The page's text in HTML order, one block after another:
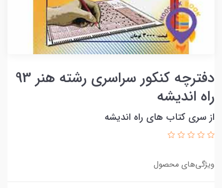
دفترچه کنکور سراسری رشته هنر 93
راه اندیشه
از سری کتاب های راه اندیشه
ویژگی‌های محصول